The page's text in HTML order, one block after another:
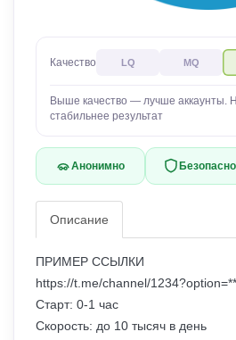
Качество LQ MQ
Выше качество — лучше аккаунты.
стабильнее результат
Анонимно Безопасно
Описание
ПРИМЕР ССЫЛКИ
https://t.me/channel/1234?option=**
Старт: 0-1 час
Скорость: до 10 тысяч в день